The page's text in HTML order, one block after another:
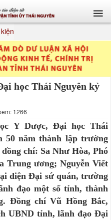
học Thái Nguyên kỷ
1266
Y Dược, Đại học Thái
50 năm thành lập trường
chí: Sa Như Hòa, Phó
Trung ương; Nguyễn Viết
diện Đại sứ quán, trường
đạo một số tỉnh, thành
Đồng chí Vũ Hồng Bắc,
UBND tỉnh, lãnh đạo Đại